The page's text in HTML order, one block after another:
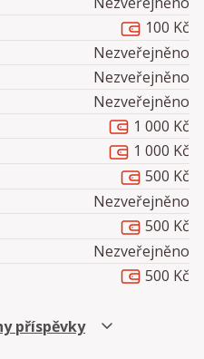
100 Kč
Nezveřejněno
Nezveřejněno
Nezveřejněno
1 000 Kč
1 000 Kč
500 Kč
Nezveřejněno
500 Kč
Nezveřejněno
500 Kč
Nezveřejněno
příspěvky